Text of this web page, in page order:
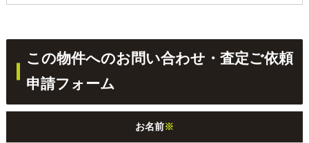
この物件へのお問い合わせ・査定ご依頼
申請フォーム
お名前※